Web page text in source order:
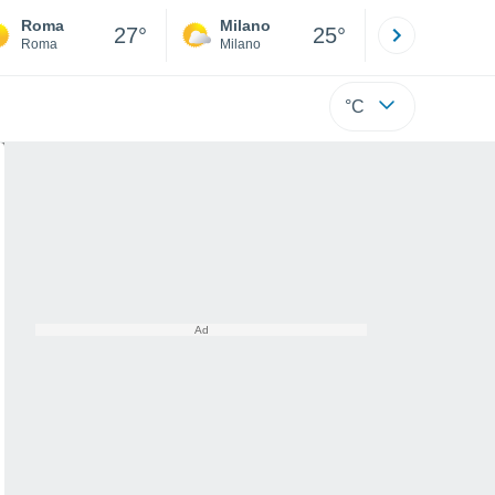
Roma
Roma 27° Milano
Milano 25°
°C